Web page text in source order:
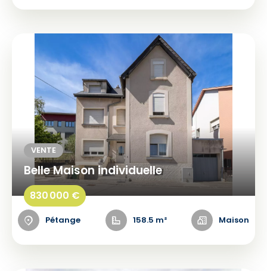
VENTE
Belle Maison individuelle
830 000 €
Pétange 158.5 m² Maison